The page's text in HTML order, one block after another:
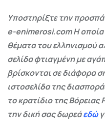
Υποστηρίξτε την
e-enimerosi.com Η οποία
θέματα του ελληνισμού
σελίδα φτιαγμένη με
βρίσκονται σε διάφορα
ιστοσελίδα της
το κρατίδιο της
την δική σας δωρεάεδώ